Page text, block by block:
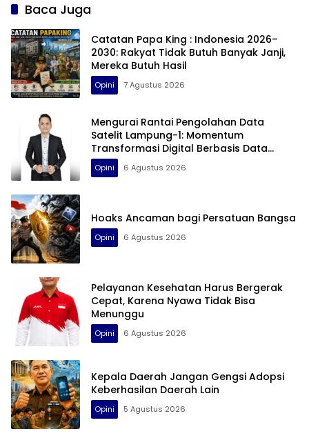
Baca Juga
Catatan Papa King : Indonesia 2026–
2030: Rakyat Tidak Butuh Banyak Janji,
Mereka Butuh Hasil
Opini 7 Agustus 2026
Mengurai Rantai Pengolahan Data
Satelit Lampung-1: Momentum
Transformasi Digital Berbasis Data
Geospasial dan Tantangan Teknis,
Validasi AI, dan Nilai Strategis bagi
Opini 6 Agustus 2026
Hoaks Ancaman bagi Persatuan Bangsa
Opini 6 Agustus 2026
Pelayanan Kesehatan Harus Bergerak
Cepat, Karena Nyawa Tidak Bisa
Menunggu
Opini 6 Agustus 2026
Kepala Daerah Jangan Gengsi Adopsi
Keberhasilan Daerah Lain
Opini 5 Agustus 2026